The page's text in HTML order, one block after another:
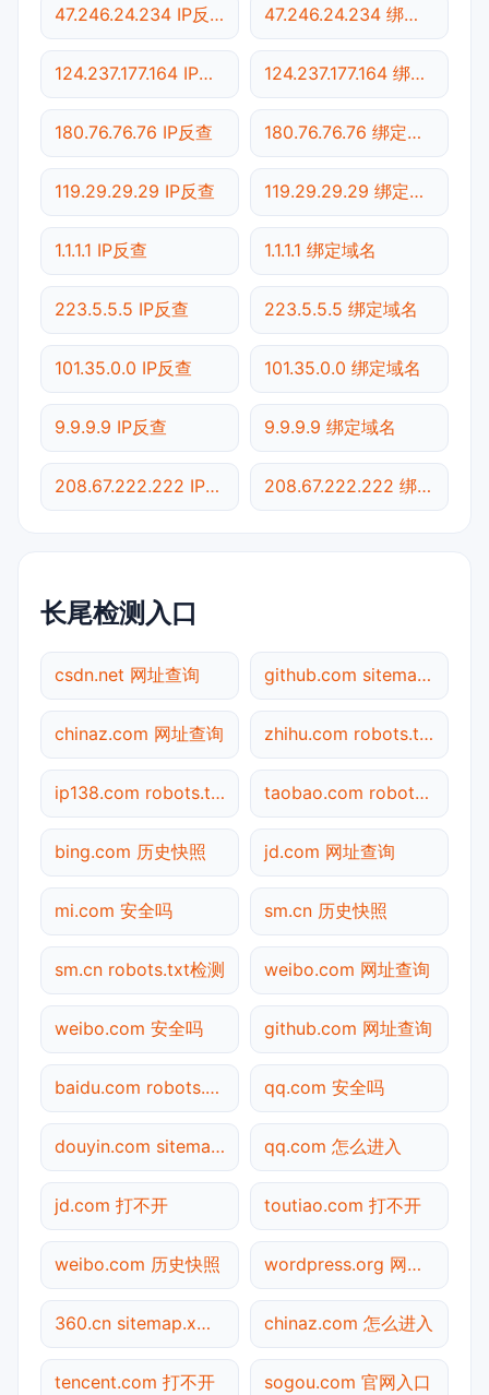
47.246.24.234 IP反查 47.246.24.234 绑定域名
124.237.177.164 IP反查 124.237.177.164 绑定域名
180.76.76.76 IP反查 180.76.76.76 绑定域名
119.29.29.29 IP反查 119.29.29.29 绑定域名
1.1.1.1 IP反查 1.1.1.1 绑定域名
223.5.5.5 IP反查 223.5.5.5 绑定域名
101.35.0.0 IP反查 101.35.0.0 绑定域名
9.9.9.9 IP反查 9.9.9.9 绑定域名
208.67.222.222 IP反查 208.67.222.222 绑定域名
长尾检测入口
csdn.net 网址查询 github.com sitemap.xml检测
chinaz.com 网址查询 zhihu.com robots.txt检测
ip138.com robots.txt检测 taobao.com robots.txt检测
bing.com 历史快照 jd.com 网址查询
mi.com 安全吗 sm.cn 历史快照
sm.cn robots.txt检测 weibo.com 网址查询
weibo.com 安全吗 github.com 网址查询
baidu.com robots.txt检测 qq.com 安全吗
douyin.com sitemap.xml检测 qq.com 怎么进入
jd.com 打不开 toutiao.com 打不开
weibo.com 历史快照 wordpress.org 网址查询
360.cn sitemap.xml检测 chinaz.com 怎么进入
tencent.com 打不开 sogou.com 官网入口